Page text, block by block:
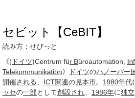
セビット【CeBIT】
読み方：せびっと
《( ドイツ)Centrum für Büroautomation,
Telekommunikation》 ドイツのハノーバー
開催される
ICT関連の見本市。 1980年代
ッセの一部として創設され 1986年に独立